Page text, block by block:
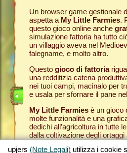
Nelle
nostro
sui
Un browser game gestionale
aspetta a My Little Farmies.
questo gioco online anche
simulazione fattoria ha tutto
un villaggio aveva nel
falegname, e molto altro.
Questo gioco di fattoria
una redditizia catena
nei tuoi campi, macinalo per
e usala per sfornare il pane
My Little Farmiesè un gioco
molte funzionalità e una
dedichi all’agricoltura in tutte
dalla coltivazione degli ortaggi
upjers (Note Legali) utilizza i cookie